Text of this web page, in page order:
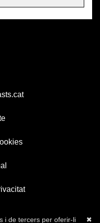
✖
i de tercers per oferir-li